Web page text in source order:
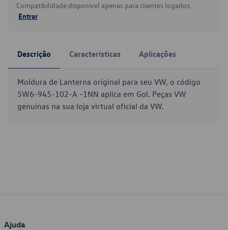
Compatibilidade disponível apenas para clientes logados.
Entrar
Descrição Características Aplicações
Moldura de Lanterna original para seu VW, o código
5W6-945-102-A -1NN aplica em Gol. Peças VW
genuínas na sua loja virtual oficial da VW.
Ajuda